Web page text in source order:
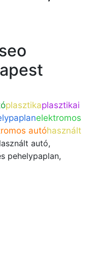
plasztikaplasztikai
elektromos
autóhasznált
autó,
pehelypaplan,